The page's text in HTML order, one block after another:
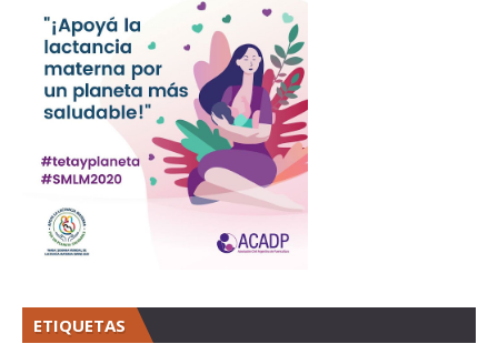
ETIQUETAS